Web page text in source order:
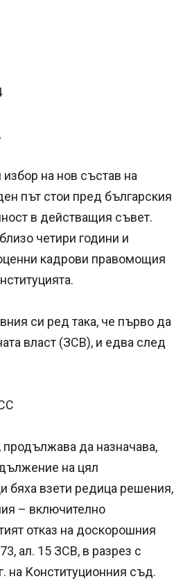
на нов състав на
път стои пред българския
в действащия съвет.
четири години и
кадрови правомощия
си ред така, че първо да
власт (ЗСВ), и едва след
да назначава,
на цял
бяха взети редица решения,
– включително
отказ на доскорошния
ал. 15 ЗСВ, в разрез с
на Конституционния съд.